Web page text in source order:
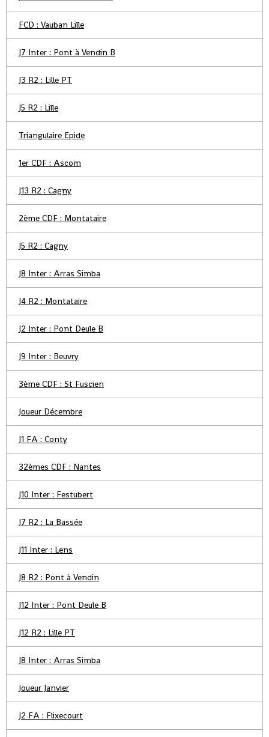
FCD : Vauban Lille
J7 Inter : Pont à Vendin B
J3 R2 : Lille PT
J5 R2 : Lille
Triangulaire Epide
1er CDF : Ascom
J13 R2 : Cagny
2ème CDF : Montataire
J5 R2 : Cagny
J8 Inter : Arras Simba
J4 R2 : Montataire
J2 Inter : Pont Deule B
J9 Inter : Beuvry
3ème CDF : St Fuscien
Joueur Décembre
J1 FA : Conty
32èmes CDF : Nantes
J10 Inter : Festubert
J7 R2 : La Bassée
J11 Inter : Lens
J8 R2 : Pont à Vendin
J12 Inter : Pont Deule B
J12 R2 : Lille PT
J8 Inter : Arras Simba
Joueur Janvier
J2 FA : Flixecourt